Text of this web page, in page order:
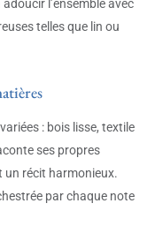
l’ensemble avec
telles que lin ou
: bois lisse, textile
ses propres
un récit harmonieux.
par chaque note